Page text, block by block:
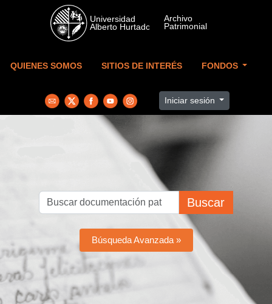
Skip to main content
QUIENES SOMOS SITIOS DE INTERÉS FONDOS
Iniciar sesión
Buscar
Búsqueda Avanzada »